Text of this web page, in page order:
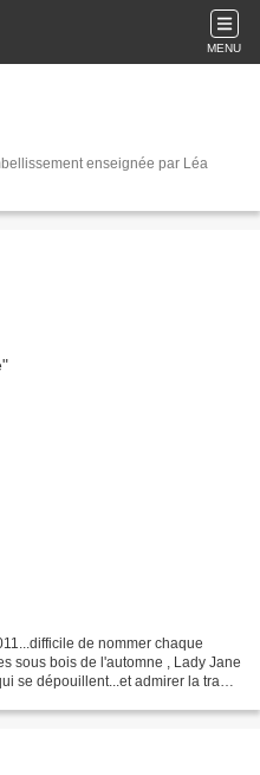
MENU
enseignée par Léa
de nommer chaque
sous bois de l'automne , Lady Jane
se dépouillent...et admirer la trame